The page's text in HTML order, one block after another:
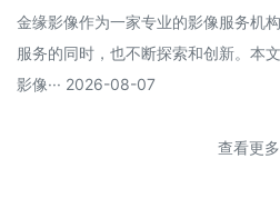
金缘影像作为一家专业的影像服务机
服务的同时，也不断探索和创新。本
影像··· 2026-08-07
查看更多